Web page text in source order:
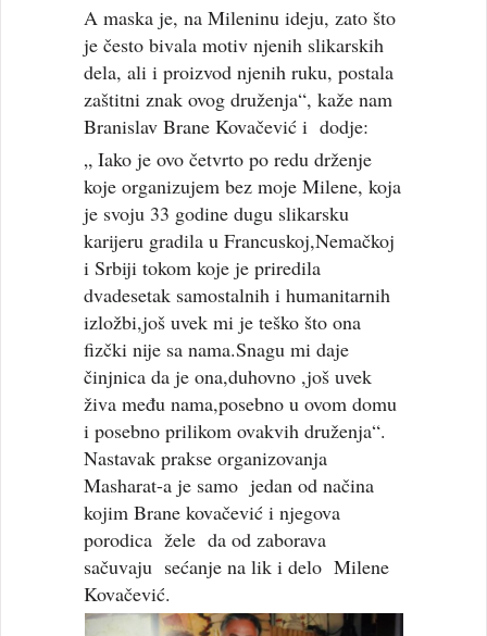
A maska je, na Mileninu ideju, zato što
je često bivala motiv njenih slikarskih
dela, ali i proizvod njenih ruku, postala
zaštitni znak ovog druženja“, kaže nam
Branislav Brane Kovačević i dodje:
„ Iako je ovo četvrto po redu drženje
koje organizujem bez moje Milene, koja
je svoju 33 godine dugu slikarsku
karijeru gradila u Francuskoj,Nemačkoj
i Srbiji tokom koje je priredila
dvadesetak samostalnih i humanitarnih
izložbi,još uvek mi je teško što ona
fizčki nije sa nama.Snagu mi daje
činjnica da je ona,duhovno ,još uvek
živa među nama,posebno u ovom domu
i posebno prilikom ovakvih druženja“.
Nastavak prakse organizovanja
Masharat-a je samo jedan od načina
kojim Brane kovačević i njegova
porodica žele da od zaborava
sačuvaju sećanje na lik i delo Milene
Kovačević.